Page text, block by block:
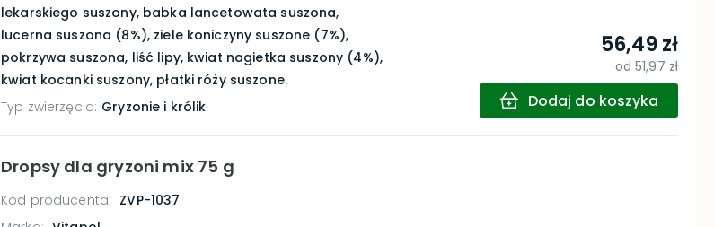
lekarskiego suszony, babka lancetowata suszona,
lucerna suszona (8%), ziele koniczyny suszone (7%),
pokrzywa suszona, liść lipy, kwiat nagietka suszony (4%),
kwiat kocanki suszony, płatki róży suszone.
Typ zwierzęcia: Gryzonie i królik
56,49 zł
od51,97 zł
Dodaj do koszyka
Dropsy dla gryzoni mix 75 g
Kod producenta: ZVP-1037